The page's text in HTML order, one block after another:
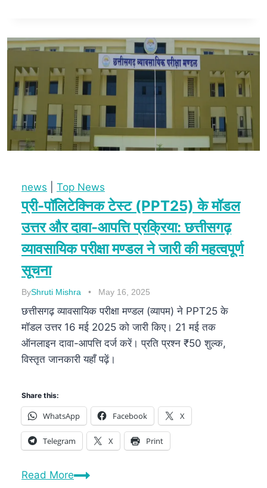
news Top News
प्री-पॉलिटेक्निक टेस्ट (PPT25) के मॉडल
उत्तर और दावा-आपत्ति प्रक्रिया: छत्तीसगढ़
व्यावसायिक परीक्षा मण्डल ने जारी की महत्वपूर्ण
सूचना
ByShruti Mishra May 16, 2025
छत्तीसगढ़ व्यावसायिक परीक्षा मण्डल (व्यापम) ने PPT25 के
मॉडल उत्तर 16 मई 2025 को जारी किए। 21 मई तक
ऑनलाइन दावा-आपत्ति दर्ज करें। प्रति प्रश्न ₹50 शुल्क,
विस्तृत जानकारी यहाँ पढ़ें।
Share this:
WhatsApp Facebook X
Telegram X Print
Read More